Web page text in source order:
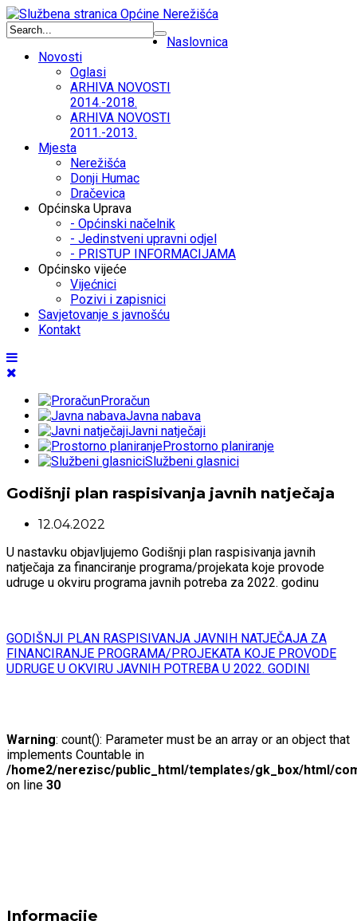
Naslovnica
Novosti
Oglasi
ARHIVA NOVOSTI
2014.-2018.
ARHIVA NOVOSTI
2011.-2013.
Mjesta
Nerežišća
Donji Humac
Dračevica
Općinska Uprava
- Općinski načelnik
- Jedinstveni upravni odjel
- PRISTUP INFORMACIJAMA
Općinsko vijeće
Vijećnici
Pozivi i zapisnici
Savjetovanje s javnošću
Kontakt
Proračun
Javna nabava
Javni natječaji
Prostorno planiranje
Službeni glasnici
Godišnji plan raspisivanja javnih natječaja
12.04.2022
U nastavku objavljujemo Godišnji plan raspisivanja javnih
natječaja za financiranje programa/projekata koje provode
udruge u okviru programa javnih potreba za 2022. godinu
GODIŠNJI PLAN RASPISIVANJA JAVNIH NATJEČAJA ZA
FINANCIRANJE PROGRAMA/PROJEKATA KOJE PROVODE
UDRUGE U OKVIRU JAVNIH POTREBA U 2022. GODINI
Warning: count(): Parameter must be an array or an object that
implements Countable in
/home2/nerezisc/public_html/templates/gk_box/html/
on line 30
Informacije